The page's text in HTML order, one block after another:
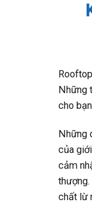
Những
cho
Những
của
cảm
chất lừ